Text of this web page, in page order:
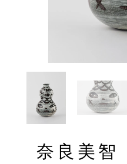
奈良美智